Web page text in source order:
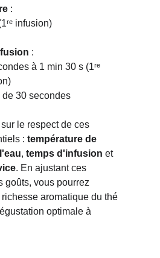
:
infusion)
:
à 1 min 30 s (1ʳᵉ
de 30 secondes
le respect de ces
: température de
, temps d'infusion et
. En ajustant ces
goûts, vous pourrez
aromatique du thé
optimale à